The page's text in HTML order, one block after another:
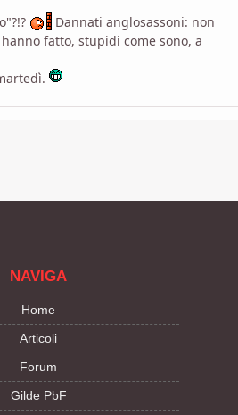
Dannati anglosassoni: non
fatto, stupidi come sono, a
NAVIGA
Home
Articoli
Forum
Gilde PbF